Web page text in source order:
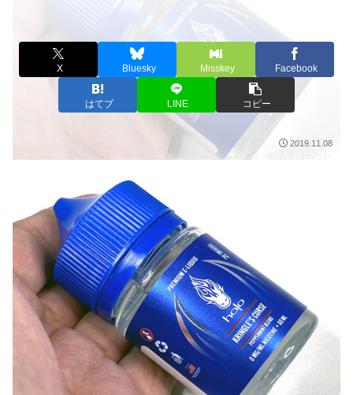
X Bluesky Misskey Facebook
はてブ LINE コピー
2019.11.08